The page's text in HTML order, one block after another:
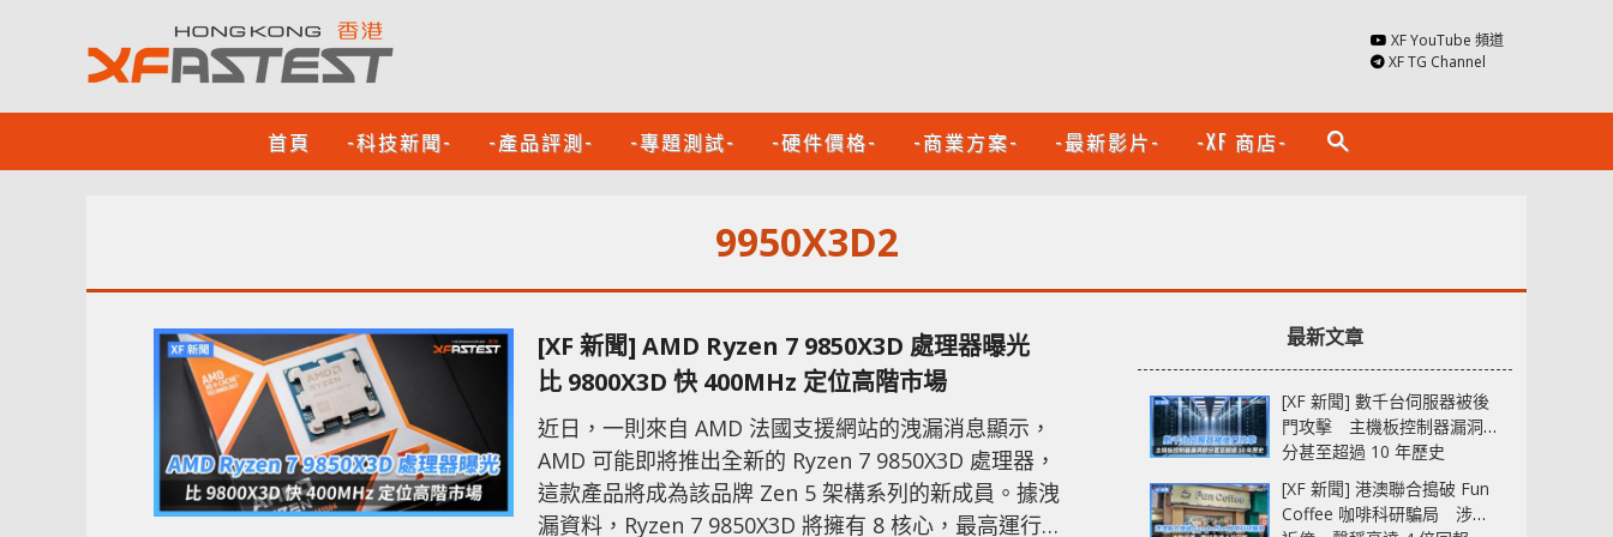
XF YouTube 頻道
XF TG Channel
首頁 -科技新聞- -產品評測- -專題測試- -硬件價格- -商業方案- -最新影片- -XF 商店- search
9950X3D2
[XF 新聞] AMD Ryzen 7 9850X3D 處理器曝光
比 9800X3D 快 400MHz 定位高階市場
近日，一則來自 AMD 法國支援網站的洩漏消息顯示，
AMD 可能即將推出全新的 Ryzen 7 9850X3D 處理器，
這款產品將成為該品牌 Zen 5 架構系列的新成員。據洩
漏資料，Ryzen 7 9850X3D 將擁有 8 核心，最高運行頻
最新文章
[XF 新聞] 數千台伺服器被後
門攻擊 主機板控制器漏洞部
分甚至超過 10 年歷史
[XF 新聞] 港澳聯合搗破 Fun
Coffee 咖啡科研騙局 涉款